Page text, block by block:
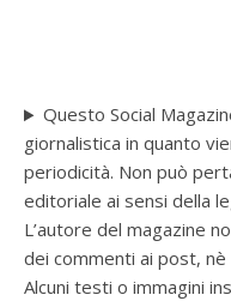
Questo Social
giornalistica in quanto
periodicità. Non può
editoriale ai sensi della
L’autore del magazine
dei commenti ai post,
Alcuni testi o immagini